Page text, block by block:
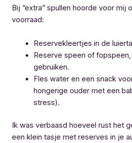
Bij “extra” spullen hoorde voor mij
voorraad:
Reservekleertjes in de
Reserve speen of
gebruiken.
Fles water en een snack
hongerige ouder met een
stress).
Ik was verbaasd hoeveel rust het
een klein tasje met reserves in je